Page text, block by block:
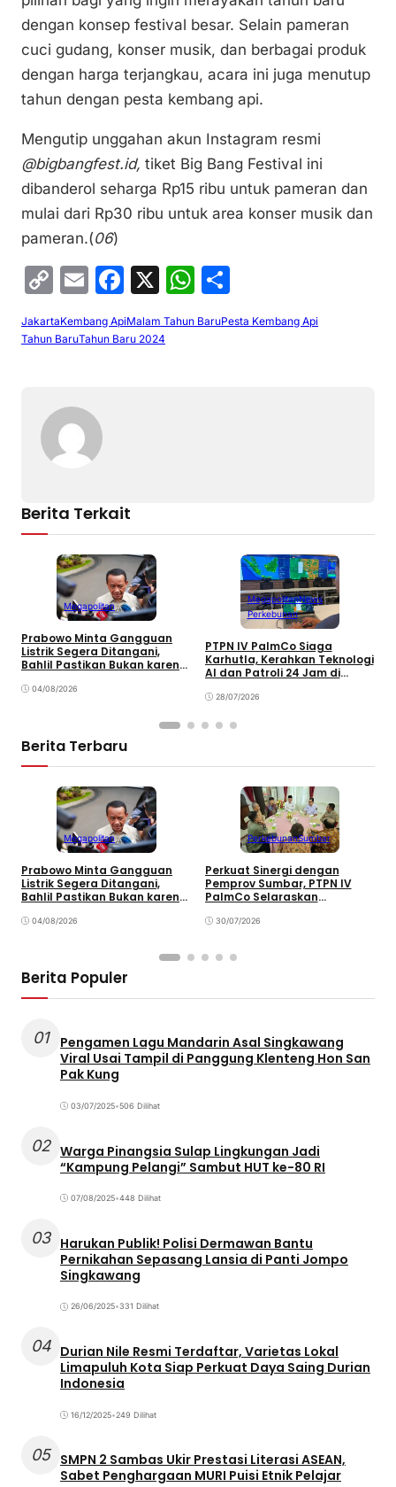
dengan konsep festival besar. Selain pameran
cuci gudang, konser musik, dan berbagai produk
dengan harga terjangkau, acara ini juga menutup
tahun dengan pesta kembang api.
Mengutip unggahan akun Instagram resmi
@bigbangfest.id, tiket Big Bang Festival ini
dibanderol seharga Rp15 ribu untuk pameran dan
mulai dari Rp30 ribu untuk area konser musik dan
pameran.(06)
C
o
p
n
k
E
ai
F
a
c
X
W
h
at
h
ar
JakartaKembang ApiMalam Tahun BaruPesta Kembang Api
Tahun BaruTahun Baru 2024
Berita Terkait
Megapolitan
Prabowo Minta Gangguan
Listrik Segera Ditangani,
Bahlil Pastikan Bukan karena
04/08/2026
MegapolitanNews
Perkebunan
PTPN IV PalmCo Siaga
Karhutla, Kerahkan Teknologi
AI dan Patroli 24 Jam di
28/07/2026
Berita Terbaru
Megapolitan
Prabowo Minta Gangguan
Listrik Segera Ditangani,
Bahlil Pastikan Bukan karena
04/08/2026
PerkebunanSumbar
Perkuat Sinergi dengan
Pemprov Sumbar, PTPN IV
PalmCo Selaraskan
Pembangunan Daerah
30/07/2026
Berita Populer
01
Pengamen Lagu Mandarin Asal Singkawang
Viral Usai Tampil di Panggung Klenteng Hon San
Pak Kung
03/07/2025•506 Dilihat
02 Warga Pinangsia Sulap Lingkungan Jadi
“Kampung Pelangi” Sambut HUT ke-80 RI
07/08/2025•448 Dilihat
03 Harukan Publik! Polisi Dermawan Bantu
Pernikahan Sepasang Lansia di Panti Jompo
Singkawang
26/06/2025•331 Dilihat
04 Durian Nile Resmi Terdaftar, Varietas Lokal
Limapuluh Kota Siap Perkuat Daya Saing Durian
Indonesia
16/12/2025•249 Dilihat
05 SMPN 2 Sambas Ukir Prestasi Literasi ASEAN,
Sabet Penghargaan MURI Puisi Etnik Pelajar